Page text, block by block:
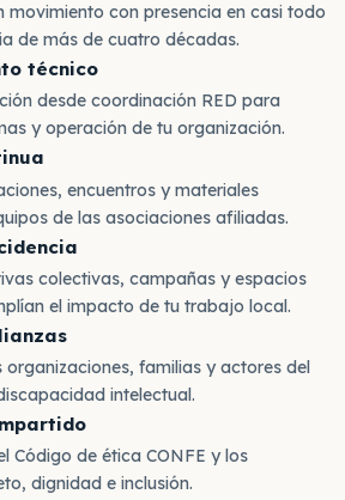
movimiento con presencia en casi todo
de más de cuatro décadas.
técnico
desde coordinación RED para
y operación de tu organización.
encuentros y materiales
de las asociaciones afiliadas.
colectivas, campañas y espacios
el impacto de tu trabajo local.
familias y actores del
intelectual.
Código de ética CONFE y los
dignidad e inclusión.